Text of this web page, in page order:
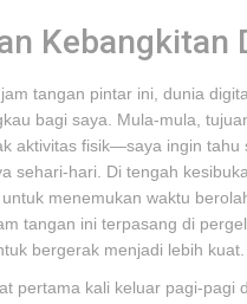
Kebangkitan
tangan pintar ini, dunia
bagi saya. Mula-mula,
aktivitas fisik—saya ingin tahu
sehari-hari. Di tengah
menemukan waktu
tangan ini terpasang di
bergerak menjadi lebih kuat.
pertama kali keluar pagi-pagi